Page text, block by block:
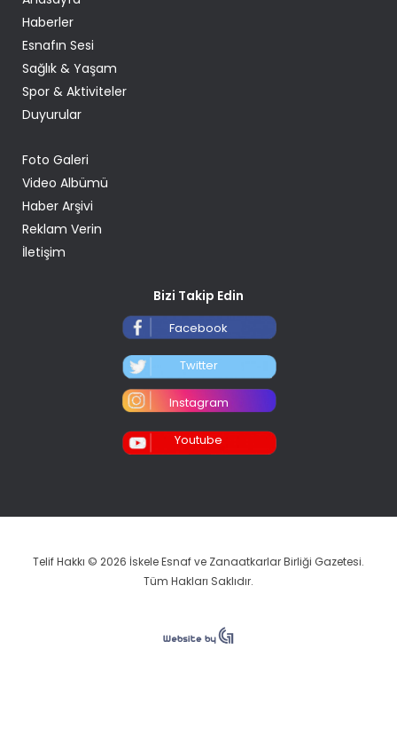
Haberler
Esnafın Sesi
Sağlık & Yaşam
Spor & Aktiviteler
Duyurular
Foto Galeri
Video Albümü
Haber Arşivi
Reklam Verin
İletişim
Bizi Takip Edin
Facebook
Twitter
Instagram
Youtube
Telif Hakkı © 2026 İskele Esnaf ve Zanaatkarlar Birliği Gazetesi.
Tüm Hakları Saklıdır.